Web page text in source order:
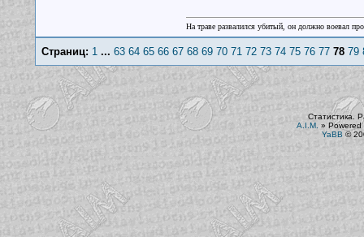
На траве развалился убитый, он должно воевал
Страниц: 1... 63 64 65 66 67 68 69 70 71 72 73 74 75 76 77 78 79
Статистика.
A.I.M. » Powered
YaBB ©